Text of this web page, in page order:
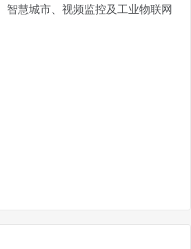
智慧城市、视频监控及工业物联网